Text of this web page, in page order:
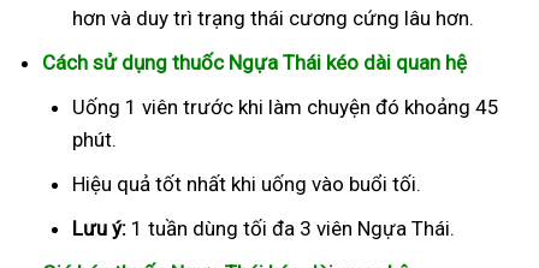
hơn và duy trì trạng thái cương cứng lâu hơn.
Cách sử dụng thuốc Ngựa Thái kéo dài quan hệ
Uống 1 viên trước khi làm chuyện đó khoảng 45
phút.
Hiệu quả tốt nhất khi uống vào buổi tối.
Lưu ý: 1 tuần dùng tối đa 3 viên Ngựa Thái.